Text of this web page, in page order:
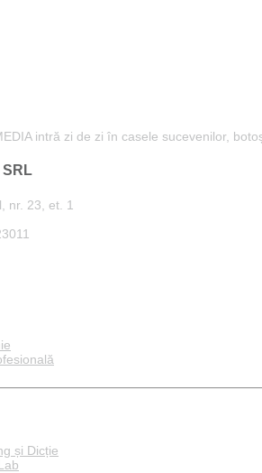
intră zi de zi în casele sucevenilor,
SRL
nr. 23, et. 1
și Dicție